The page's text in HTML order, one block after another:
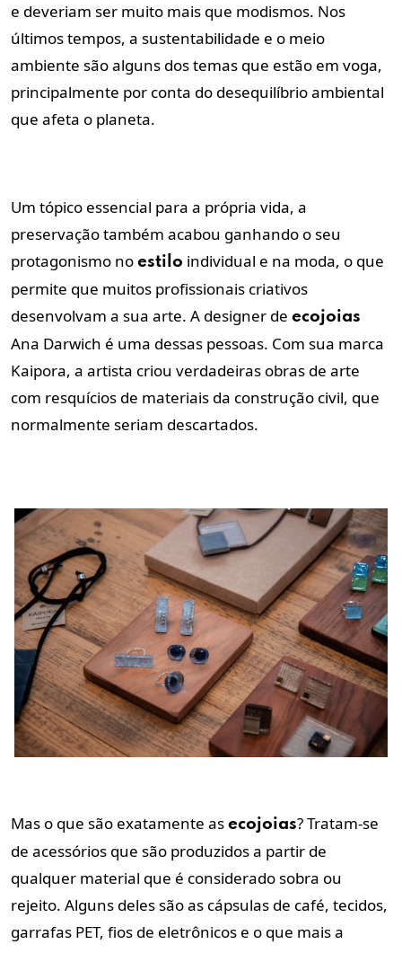
e deveriam ser muito mais que modismos. Nos
últimos tempos, a sustentabilidade e o meio
ambiente são alguns dos temas que estão em voga,
principalmente por conta do desequilíbrio ambiental
que afeta o planeta.
Um tópico essencial para a própria vida, a
preservação também acabou ganhando o seu
protagonismo no estilo individual e na moda, o que
permite que muitos profissionais criativos
desenvolvam a sua arte. A designer de ecojoias
Ana Darwich é uma dessas pessoas. Com sua marca
Kaipora, a artista criou verdadeiras obras de arte
com resquícios de materiais da construção civil, que
normalmente seriam descartados.
Mas o que são exatamente as ecojoias? Tratam-se
de acessórios que são produzidos a partir de
qualquer material que é considerado sobra ou
rejeito. Alguns deles são as cápsulas de café, tecidos,
garrafas PET, fios de eletrônicos e o que mais a